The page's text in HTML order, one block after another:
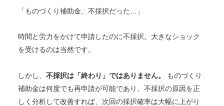
「ものづくり補助金、不採択だった…」
時間と労力をかけて申請したのに不採択。大きなショック
を受けるのは当然です。
しかし、 不採択は「終わり」ではありません。
ものづくり
補助金は何度でも再申請が可能であり、不採択の原因を正
しく分析して改善すれば、次回の採択確率は大幅に上がり